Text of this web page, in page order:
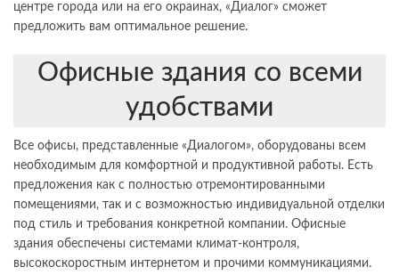
центре города или на его окраинах, «Диалог» сможет
предложить вам оптимальное решение.
Офисные здания со всеми
удобствами
Все офисы, представленные «Диалогом», оборудованы всем
необходимым для комфортной и продуктивной работы. Есть
предложения как с полностью отремонтированными
помещениями, так и с возможностью индивидуальной отделки
под стиль и требования конкретной компании. Офисные
здания обеспечены системами климат-контроля,
высокоскоростным интернетом и прочими коммуникациями.